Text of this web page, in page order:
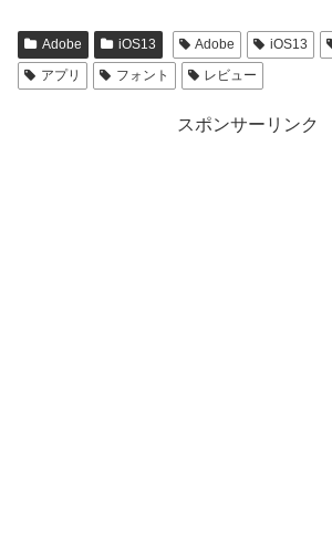
Adobe iOS13 Adobe iOS13
アプリ
フォント レビュー
スポンサーリンク